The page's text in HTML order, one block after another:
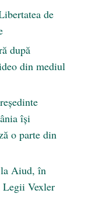
de
după
din mediul
își
o parte din
la Aiud, în
Legii Vexler